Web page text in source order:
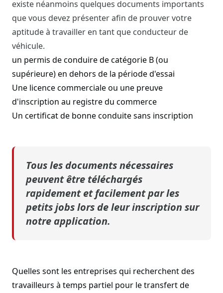
existe néanmoins quelques documents importants
que vous devez présenter afin de prouver votre
aptitude à travailler en tant que conducteur de
véhicule.
un permis de conduire de catégorie B (ou
supérieure) en dehors de la période d'essai
Une licence commerciale ou une preuve
d'inscription au registre du commerce
Un certificat de bonne conduite sans inscription
Tous les documents nécessaires
peuvent être téléchargés
rapidement et facilement par les
petits jobs lors de leur inscription sur
notre application.
Quelles sont les entreprises qui recherchent des
travailleurs à temps partiel pour le transfert de